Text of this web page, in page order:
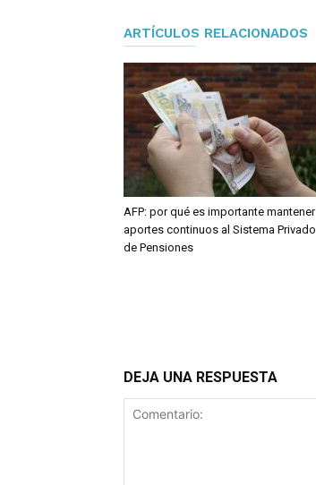
ARTÍCULOS RELACIONADOS
AFP: por qué es importante mantener
aportes continuos al Sistema Privado
de Pensiones
DEJA UNA RESPUESTA